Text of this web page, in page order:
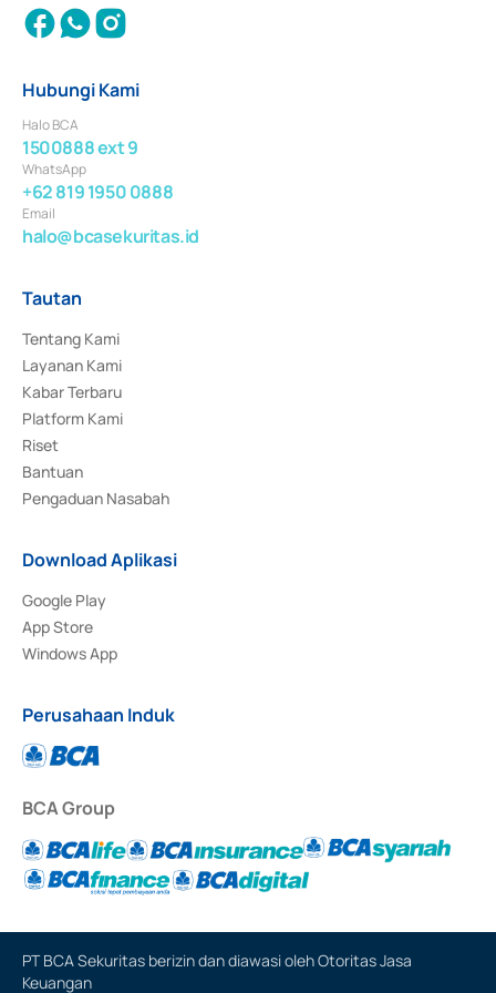
Hubungi Kami
Halo BCA
1500888 ext 9
WhatsApp
+62 819 1950 0888
Email
halo@bcasekuritas.id
Tautan
Tentang Kami
Layanan Kami
Kabar Terbaru
Platform Kami
Riset
Bantuan
Pengaduan Nasabah
Download Aplikasi
Google Play
App Store
Windows App
Perusahaan Induk
BCA Group
PT BCA Sekuritas berizin dan diawasi oleh Otoritas Jasa
Keuangan